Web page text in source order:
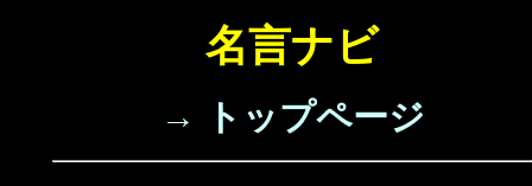
名言ナビ
→ トップページ